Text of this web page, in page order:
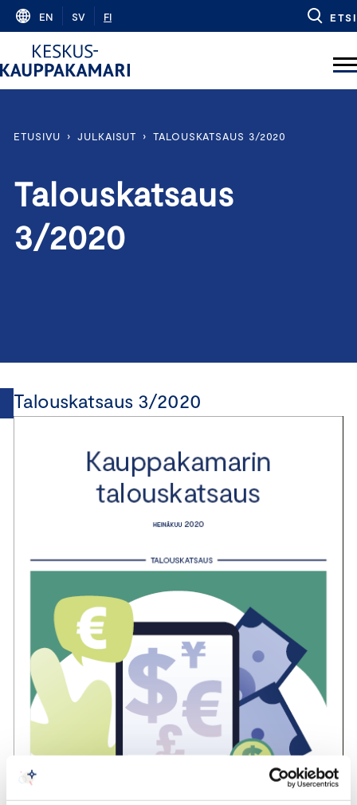
Skip
content
EN SV FI ETSI
ETUSIVU › JULKAISUT › TALOUSKATSAUS 3/2020
Talouskatsaus
3/2020
Talouskatsaus 3/2020